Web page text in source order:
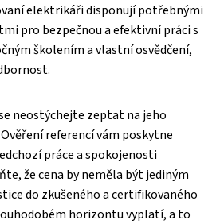
elektrikáři disponují potřebnými
pro bezpečnou a efektivní práci s
školením a vlastní osvědčení,
neostýchejte zeptat na jeho
referencí vám poskytne
práce a spokojenosti
že cena by neměla být jediným
do zkušeného a certifikovaného
horizontu vyplatí, a to